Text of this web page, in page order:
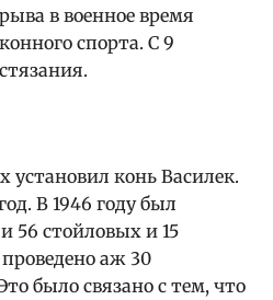
в военное время
спорта. С 9
установил конь Василек.
В 1946 году был
56 стойловых и 15
аж 30
было связано с тем, что